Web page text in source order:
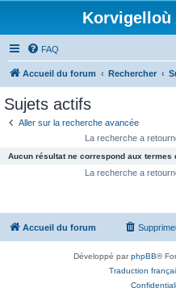
Korvigelloù
FAQ
Accueil du forum Rechercher
Sujets actifs
Aller sur la recherche avancée
La recherche a
Aucun résultat ne correspond aux termes
La recherche a
Accueil du forum
Développé parphpBB®
Traduction